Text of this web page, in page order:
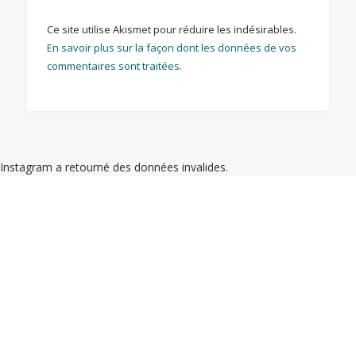
Ce site utilise Akismet pour réduire les indésirables.
En savoir plus sur la façon dont les données de vos
commentaires sont traitées.
Instagram a retourné des données invalides.